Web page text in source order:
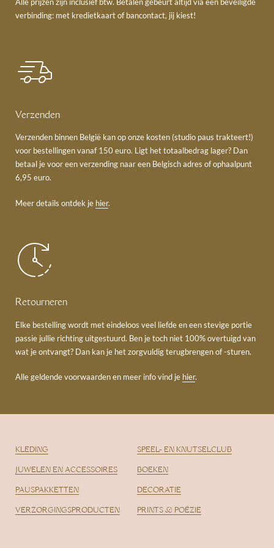
Alle prijzen zijn inclusief btw. Betalen gebeurt altijd via een beveiligde
verbinding: met kredietkaart of bancontact, jij kiest!
Verzenden
Verzenden binnen België kan op onze kosten (studio paus trakteert!)
voor bestellingen vanaf 150 euro. Ligt het totaalbedrag lager? Dan
betaal je voor een verzending naar een Belgisch adres of ophaalpunt
6,95 euro.
Meer details ontdek je hier.
Retourneren
Elke bestelling wordt met eindeloos veel liefde en een stevige portie
passie jullie richting uitgestuurd. Ben je toch niet 100% overtuigd van
wat je ontvangt? Dan kan je het zorgvuldig terugbrengen of -sturen.
Alle geldende voorwaarden en meer info vind je hier.
KLEDING
JUWELEN EN ACCESSOIRES
PAUSPAKKETTEN
VERZORGINGSPRODUCTEN
SPEEL- EN KNUTSELCLUB
BOEKEN
DECORATIE
PRINTS & POËZIE